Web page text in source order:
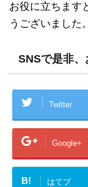
お役に立ちます
うございました。
SNSで是非
Twitter
Google+
B! はてブ